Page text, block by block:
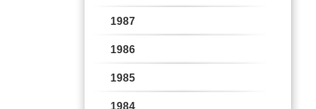
1987
1986
1985
1984